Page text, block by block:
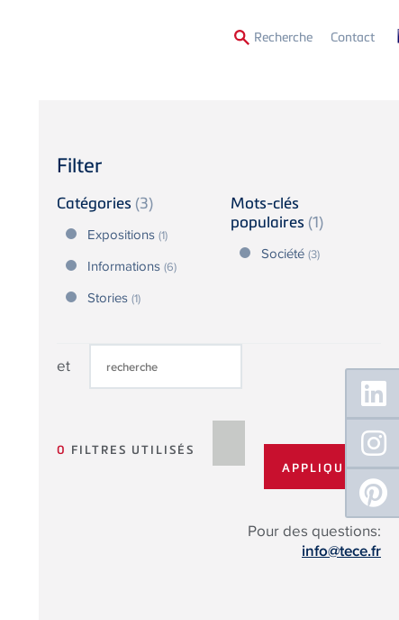
Recherche Contact
Filter
Catégories (3)
Expositions (1)
Informations (6)
Stories (1)
Mots-clés
populaires (1)
Société (3)
et
0 FILTRES UTILISÉS
Pour des questions:
info@tece.fr
Floating